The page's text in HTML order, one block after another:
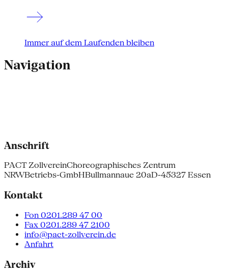
Immer auf dem Laufenden bleiben
Navigation
Anschrift
PACT ZollvereinChoreographisches Zentrum
NRWBetriebs-GmbHBullmannaue 20aD-45327 Essen
Kontakt
Fon 0201.289 47 00
Fax 0201.289 47 2100
info@pact-zollverein.de
Anfahrt
Archiv